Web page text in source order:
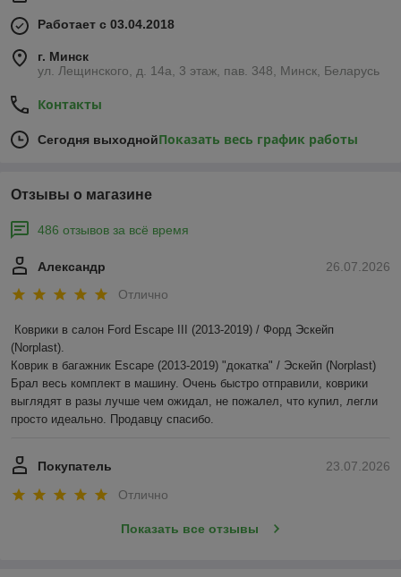
Работает с 03.04.2018
г. Минск
ул. Лещинского, д. 14а, 3 этаж, пав. 348, Минск, Беларусь
Контакты
Сегодня выходнойПоказать весь график работы
Отзывы о магазине
486 отзывов за всё время
26.07.2026
Александр
Отлично
Коврики в салон Ford Escape III (2013-2019) / Форд Эскейп
(Norplast).
Коврик в багажник Escape (2013-2019) "докатка" / Эскейп (Norplast)
Брал весь комплект в машину. Очень быстро отправили, коврики
выглядят в разы лучше чем ожидал, не пожалел, что купил, легли
просто идеально. Продавцу спасибо.
23.07.2026
Покупатель
Отлично
Показать все отзывы